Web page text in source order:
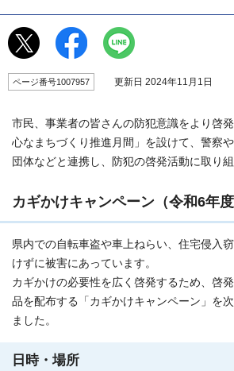
ページ番号1007957 更新日 2024年11月1日
市民、事業者の皆さんの防犯意識をより啓
心なまちづくり推進月間」を設けて、警察
団体などと連携し、防犯の啓発活動に取り組
カギかけキャンペーン（令和6年度
県内での自転車盗や車上ねらい、住宅侵入
けずに被害にあっています。
カギかけの必要性を広く啓発するため、啓
品を配布する「カギかけキャンペーン」を
ました。
日時・場所